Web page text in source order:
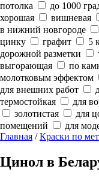
потолка
до 1000
хорошая
вишневая
в нижний новгороде
цинку
графит 5
дорожной разметки
выгорающая
по
молотковым эффектом
для внешних работ
термостойкая
для
золотистая
для
помещений
для
Главная /Краски по
Цинол в